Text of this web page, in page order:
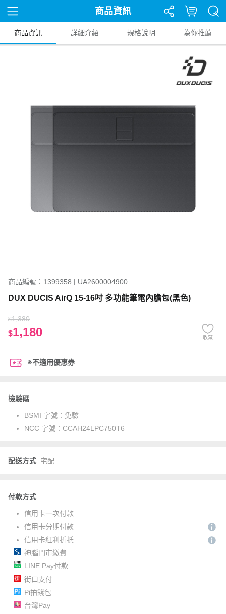
商品資訊
商品資訊 詳細介紹 規格說明 為你推薦
商品編號：1399358 | UA2600004900
DUX DUCIS AirQ 15-16吋 多功能筆電內膽包(黑色)
$1,380
$1,180 收藏
※不適用優惠券
檢驗碼
BSMI 字號： 免驗
NCC 字號： CCAH24LPC750T6
配送方式 宅配
付款方式
信用卡一次付款
信用卡分期付款
信用卡紅利折抵
神腦門市繳費
LINE Pay付款
街口支付
Pi拍錢包
台灣Pay